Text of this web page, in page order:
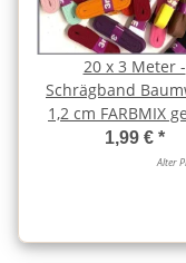
20 x 3 Meter -
Schrägband
1,2 cm FARBMIX
1,99 € *
Alter